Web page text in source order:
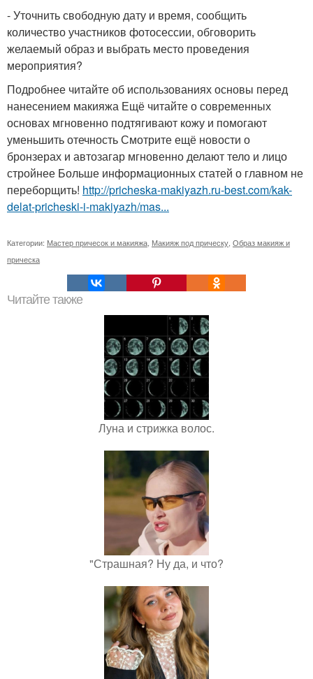
- Уточнить свободную дату и время, сообщить
количество участников фотосессии, обговорить
желаемый образ и выбрать место проведения
мероприятия?
Подробнее читайте об использованиях основы перед
нанесением макияжа Ещё читайте о современных
основах мгновенно подтягивают кожу и помогают
уменьшить отечность Смотрите ещё новости о
бронзерах и автозагар мгновенно делают тело и лицо
стройнее Больше информационных статей о главном не
переборщить! http://pricheska-makiyazh.ru-best.com/kak-
delat-pricheski-i-makiyazh/mas...
Категории: Мастер причесок и макияжа Макияж под прическу Образ макияж и
прическа
Читайте также
Луна и стрижка волос.
"Страшная? Ну да, и что?